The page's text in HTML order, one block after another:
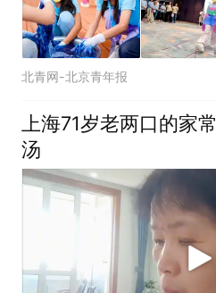
北青网-北京青年报
上海71岁老两口的家
汤